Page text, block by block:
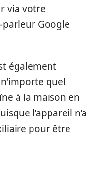
via votre
Google
également
quel
à la maison en
l’appareil n’a
pour être